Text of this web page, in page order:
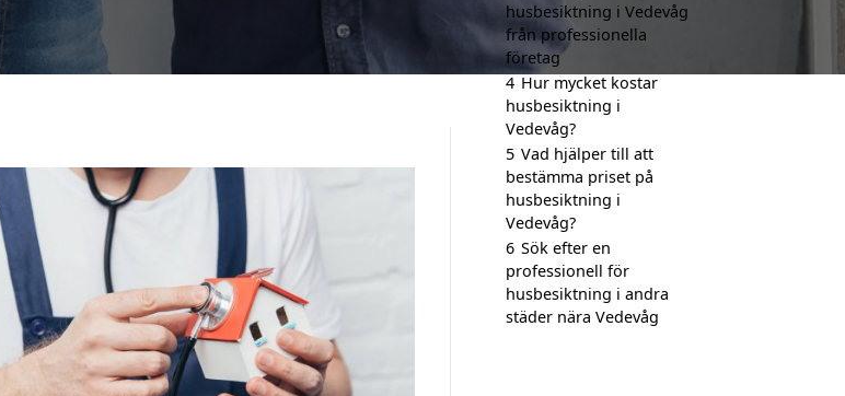
husbesiktning i Vedevåg
från professionella
företag
4 Hur mycket kostar
husbesiktning i
Vedevåg?
5 Vad hjälper till att
bestämma priset på
husbesiktning i
Vedevåg?
6 Sök efter en
professionell för
husbesiktning i andra
städer nära Vedevåg